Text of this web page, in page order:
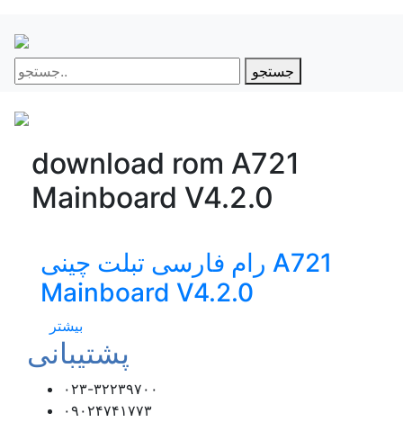
جستجو
download rom A721
Mainboard V4.2.0
رام فارسی تبلت چینی A721
Mainboard V4.2.0
بیشتر
پشتیبانی
۰۲۳-۳۲۲۳۹۷۰۰
۰۹۰۲۴۷۴۱۷۷۳